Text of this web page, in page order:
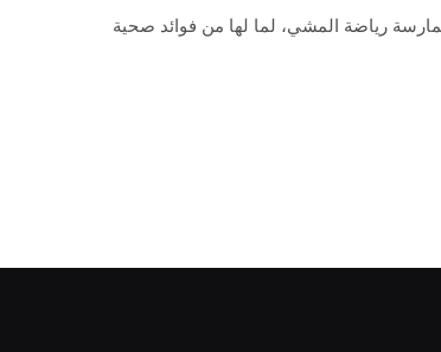
رياضة المشي، لما لها من فوائد صحية